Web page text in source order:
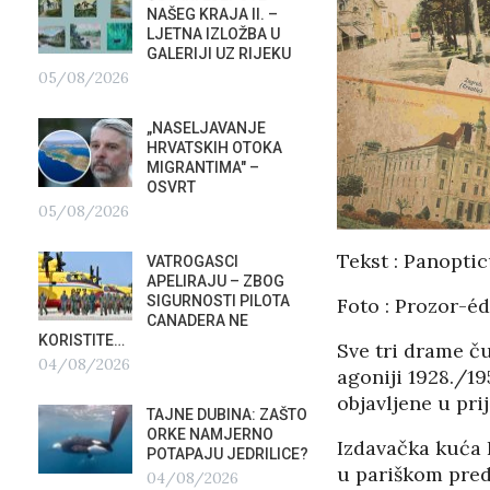
Tekst :
Foto : Prozor-
Sve tri drame
agoniji 1928./
objavljene u
Izdavačka
u pariškom
NAŠEG KRAJA II. –
LJETNA IZLOŽBA U
GALERIJI UZ RIJEKU
05/08/2026
„NASELJAVANJE
HRVATSKIH OTOKA
MIGRANTIMA″ –
OSVRT
05/08/2026
VATROGASCI
APELIRAJU – ZBOG
SIGURNOSTI PILOTA
CANADERA NE
KORISTITE…
04/08/2026
TAJNE DUBINA: ZAŠTO
ORKE NAMJERNO
POTAPAJU JEDRILICE?
04/08/2026
SU
U
02/08/2026
02/
PLURALIZMA –…
POD
01/